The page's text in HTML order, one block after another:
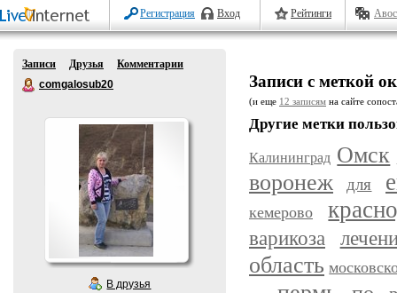
Регистрация Вход Рейтинги
Записи Друзья
Комментарии
comgalosub20
В друзья
Записи с меткой
(и еще 12 записям на сайте
Другие метки
Калининград Омск
воронеж для
кемерово
варикоза
область